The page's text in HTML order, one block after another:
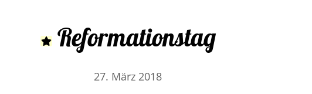
Reformationstag
27. März 2018